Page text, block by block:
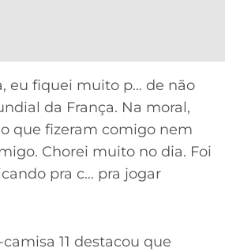
eu fiquei muito p… de não
da França. Na moral,
que fizeram comigo nem
Chorei muito no dia. Foi
pra c… pra jogar
11 destacou que